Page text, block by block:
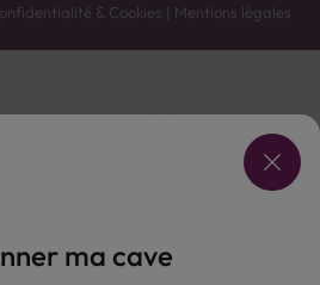
& Cookies | Mentions légales
votre caviste pour plus de renseignements.
LA SANTÉ, À CONSOMMER AVEC MODÉRATION.
ma cave